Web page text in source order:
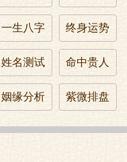
一生八字 终身运势
姓名测试 命中贵人
姻缘分析 紫微排盘